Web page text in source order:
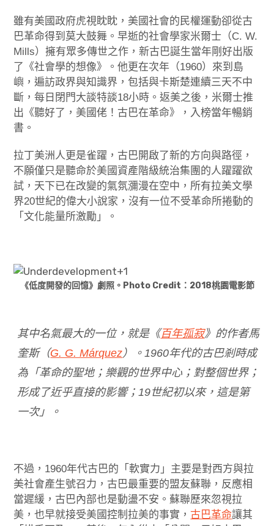
雖有美國政府虎視眈眈，美國社會的民權運動卻從古
巴革命得到莫大鼓舞。早逝的社會學家米爾士（C. W.
Mills）擁有眾多傳世之作，新古巴誕生當年剛好出版
了《社會學的想像》。他更在次年（1960）來到島
嶼，遍訪政界與知識界，包括與卡斯楚連續三天不中
斷，每日閉門大談特談18小時。返美之後，米爾士推
出《聽好了，美國佬！古巴在革命》，入榜當年暢銷
書。
拉丁美洲人更是雀躍，古巴開啟了新的方向與路徑，
不願僅只是聽命於美國資產階級統治集團的人躍躍欲
試，天下已在改變的氣氛瀰漫在空中，所有拉美文學
界20世紀的偉大小說家，沒有一位不受革命所捲動的
「文化能量所激勵」。
《低度開發的回憶》劇照。Photo Credit：2018桃園電影節
其中名氣最大的一位，就是《百年孤寂》的作者馬
奎斯（G. G. Márquez）。1960年代的古巴剎時成
為「革命的聖地；樂觀的世界中心；對整個世界；
形成了近乎直接的影響；19世紀初以來，這是第
一次」。
不過，1960年代古巴的「軟實力」主要是對西方與拉
美社會產生號召力，古巴最重要的盟友蘇聯，反應相
當遲緩，古巴內部也是動盪不安。蘇聯歷來忽視拉
美，也早就接受美國控制拉美的事實， 古巴革命讓其